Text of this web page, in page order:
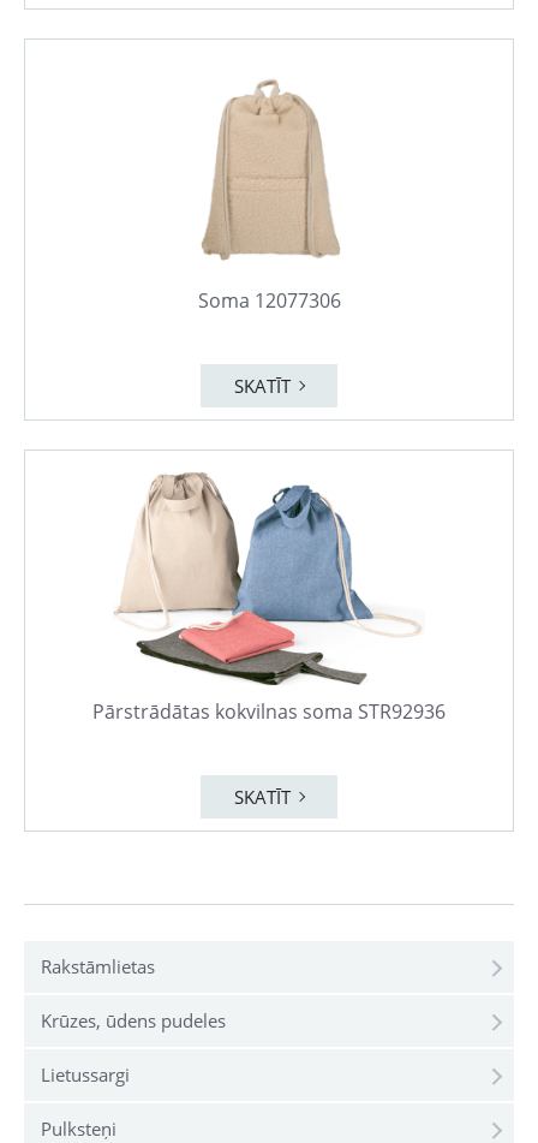
Rakstāmlietas
Krūzes, ūdens pudeles
Lietussargi
Pulksteņi
Soma 12077306
SKATĪT
Pārstrādātas kokvilnas soma STR92936
SKATĪT